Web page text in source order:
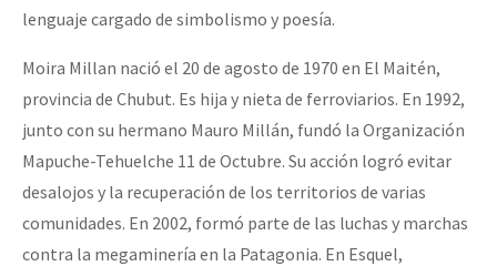
lenguaje cargado de simbolismo y poesía.
Moira Millan nació el 20 de agosto de 1970 en El Maitén,
provincia de Chubut. Es hija y nieta de ferroviarios. En 1992,
junto con su hermano Mauro Millán, fundó la Organización
Mapuche-Tehuelche 11 de Octubre. Su acción logró evitar
desalojos y la recuperación de los territorios de varias
comunidades. En 2002, formó parte de las luchas y marchas
contra la megaminería en la Patagonia. En Esquel,